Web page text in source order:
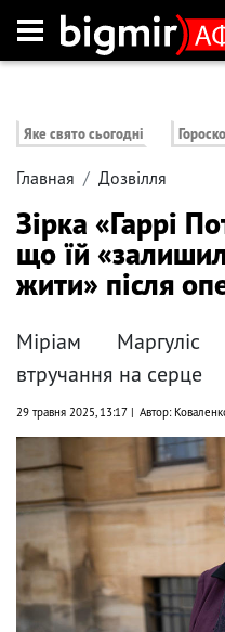
Яке свято сьогодні
Главная Дозвілля
Зірка «Гаррі
що їй
жити» після
Міріам Маргуліс
втручання на серце
29 травня 2025, 13:17 Автор: